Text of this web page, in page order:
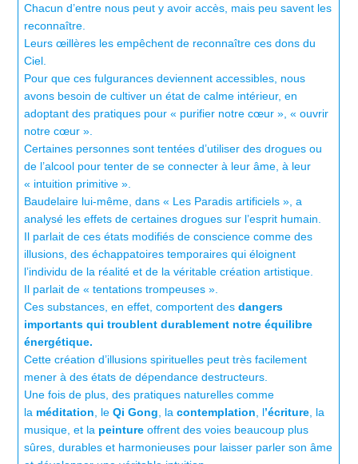
Chacun d’entre nous peut y avoir accès, mais peu savent les
reconnaître.
Leurs œillères les empêchent de reconnaître ces dons du
Ciel.
Pour que ces fulgurances deviennent accessibles, nous
avons besoin de cultiver un état de calme intérieur, en
adoptant des pratiques pour « purifier notre cœur », « ouvrir
notre cœur ».
Certaines personnes sont tentées d’utiliser des drogues ou
de l’alcool pour tenter de se connecter à leur âme, à leur
« intuition primitive ».
Baudelaire lui-même, dans « Les Paradis artificiels », a
analysé les effets de certaines drogues sur l’esprit humain.
Il parlait de ces états modifiés de conscience comme des
illusions, des échappatoires temporaires qui éloignent
l’individu de la réalité et de la véritable création artistique.
Il parlait de « tentations trompeuses ».
Ces substances, en effet, comportent desdangers
importants qui troublent durablement notre équilibre
énergétique.
Cette création d’illusions spirituelles peut très facilement
mener à des états de dépendance destructeurs.
Une fois de plus, des pratiques naturelles comme
la méditation , leQi Gong , lacontemplation , l’écriture , la
musique, et la peinture offrent des voies beaucoup plus
sûres, durables et harmonieuses pour laisser parler son âme